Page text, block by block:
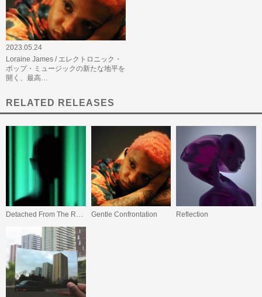
2023.05.24
Loraine James / エレクトロニック・
ポップ・ミュージックの新たな地平を
開く、最高…
RELATED RELEASES
Gentle Confrontation Reflection